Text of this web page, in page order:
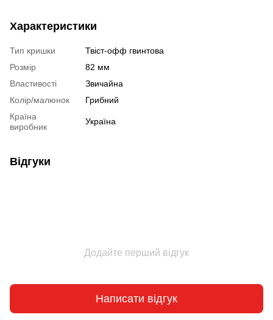
Характеристики
Тип кришки
Твіст-офф гвинтова
Розмір
82 мм
Властивості
Звичайна
Колір/малюнок
Грибний
Країна
виробник
Україна
Відгуки
Додайте перший відгук
Написати відгук